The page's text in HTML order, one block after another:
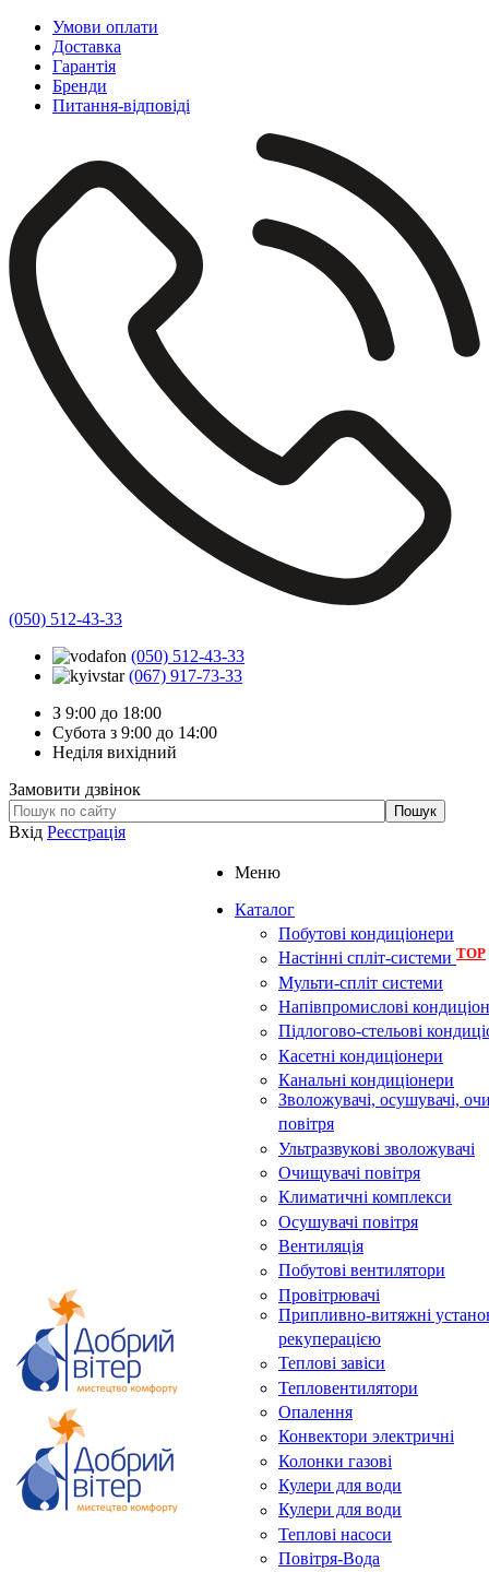
Умови оплати
Доставка
Гарантія
Бренди
Питання-відповіді
(050) 512-43-33
(050) 512-43-33
(067) 917-73-33
З 9:00 до 18:00
Субота з 9:00 до 14:00
Неділя вихідний
Замовити дзвінок
Вхід Реєстрація
Меню
Каталог
Побутові кондиціонери
Настінні спліт-системи TOP
Мульти-спліт системи
Напівпромислові
Підлогово-стельові
Касетні кондиціонери
Канальні кондиціонери
Зволожувачі, осушувачі,
повітря
Ультразвукові зволожувачі
Очищувачі повітря
Климатичні комплекси
Осушувачі повітря
Вентиляція
Побутові вентилятори
Провітрювачі
Припливно-витяжні
рекуперацією
Теплові завіси
Тепловентилятори
Опалення
Конвектори электричні
Колонки газові
Кулери для води
Кулери для води
Теплові насоси
Повітря-Вода